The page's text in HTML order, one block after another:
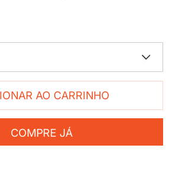
AO CARRINHO
COMPRE JÁ